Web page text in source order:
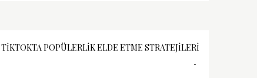
POPÜLERLIK ELDE ETME STRATEJILERI